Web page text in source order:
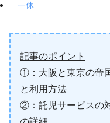
一休
記事のポイント
①：大阪と東京の帝
と利用方法
②：託児サービスの